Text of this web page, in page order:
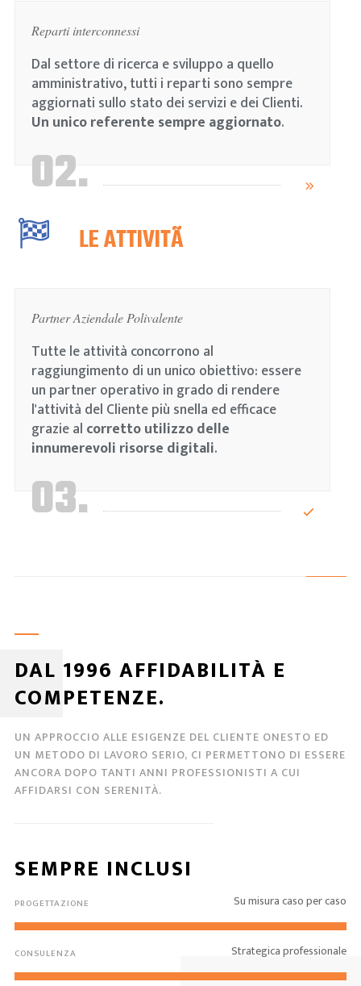
Reparti interconnessi
Dal settore di ricerca e sviluppo a quello
amministrativo, tutti i reparti sono sempre
aggiornati sullo stato dei servizi e dei Clienti.
Un unico referente sempre aggiornato.
02.
LE ATTIVITÃ
Partner Aziendale Polivalente
Tutte le attività concorrono al
raggiungimento di un unico obiettivo: essere
un partner operativo in grado di rendere
l'attività del Cliente più snella ed efficace
grazie al corretto utilizzo delle
innumerevoli risorse digitali.
03.
DAL 1996 AFFIDABILITÀ E
COMPETENZE.
UN APPROCCIO ALLE ESIGENZE DEL CLIENTE ONESTO ED
UN METODO DI LAVORO SERIO, CI PERMETTONO DI ESSERE
ANCORA DOPO TANTI ANNI PROFESSIONISTI A CUI
AFFIDARSI CON SERENITÀ.
SEMPRE INCLUSI
PROGETTAZIONE Su misura caso per caso
CONSULENZA Strategica professionale